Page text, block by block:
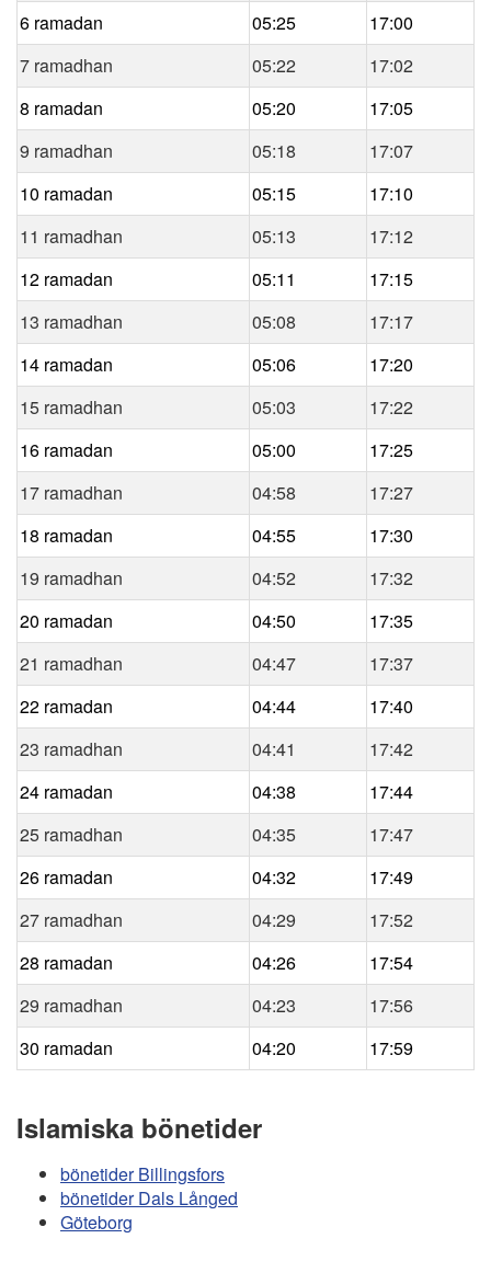
6 ramadan
05:25
17:00
7 ramadhan
05:22
17:02
8 ramadan
05:20
17:05
9 ramadhan
05:18
17:07
10 ramadan
05:15
17:10
11 ramadhan
05:13
17:12
12 ramadan
05:11
17:15
13 ramadhan
05:08
17:17
14 ramadan
05:06
17:20
15 ramadhan
05:03
17:22
16 ramadan
05:00
17:25
17 ramadhan
04:58
17:27
18 ramadan
04:55
17:30
19 ramadhan
04:52
17:32
20 ramadan
04:50
17:35
21 ramadhan
04:47
17:37
22 ramadan
04:44
17:40
23 ramadhan
04:41
17:42
24 ramadan
04:38
17:44
25 ramadhan
04:35
17:47
26 ramadan
04:32
17:49
27 ramadhan
04:29
17:52
28 ramadan
04:26
17:54
29 ramadhan
04:23
17:56
30 ramadan
04:20 17:59
Islamiska bönetider
bönetider Billingsfors
bönetider Dals Långed
Göteborg